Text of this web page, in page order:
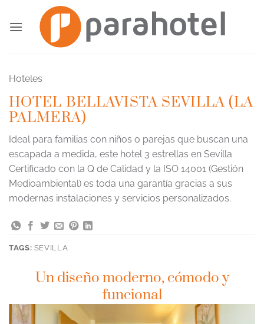
contenido
Hoteles
HOTEL BELLAVISTA SEVILLA (LA
PALMERA)
Ideal para familias con niños o parejas que buscan una
escapada a medida, este hotel 3 estrellas en Sevilla
Certificado con la Q de Calidad y la ISO 14001 (Gestión
Medioambiental) es toda una garantía gracias a sus
modernas instalaciones y servicios personalizados.
TAGS: SEVILLA
Un diseño moderno, cómodo y
funcional